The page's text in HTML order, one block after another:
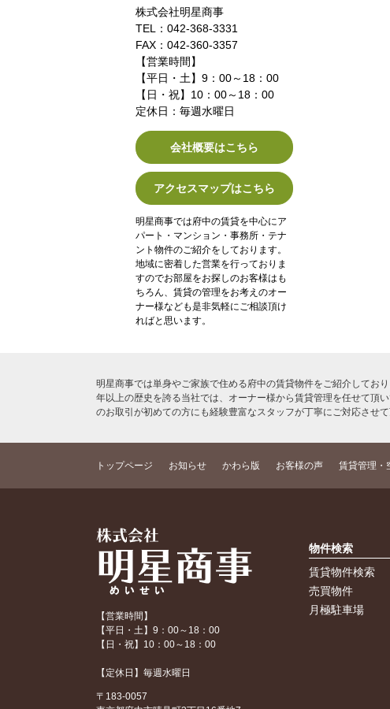
株式会社明星商事
TEL：042-368-3331
FAX：042-360-3357
【営業時間】
【平日・土】9：00～18：00
【日・祝】10：00～18：00
定休日：毎週水曜日
会社概要はこちら
アクセスマップはこちら
明星商事では府中の賃貸を中心にア
パート・マンション・事務所・テナ
ント物件のご紹介をしております。
地域に密着した営業を行っておりま
すのでお部屋をお探しのお客様はも
ちろん、賃貸の管理をお考えのオー
ナー様なども是非気軽にご相談頂け
ればと思います。
明星商事では単身やご家族で住める府中の賃貸物件をご紹介してお
年以上の歴史を誇る当社では、オーナー様から賃貸管理を任せて頂
のお取引が初めての方にも経験豊富なスタッフが丁寧にご対応させ
トップページ お知らせ かわら版 お客様の声 賃貸管理・
【営業時間】
【平日・土】9：00～18：00
【日・祝】10：00～18：00
【定休日】毎週水曜日
〒183-0057
物件検索
賃貸物件検索
売買物件
月極駐車場